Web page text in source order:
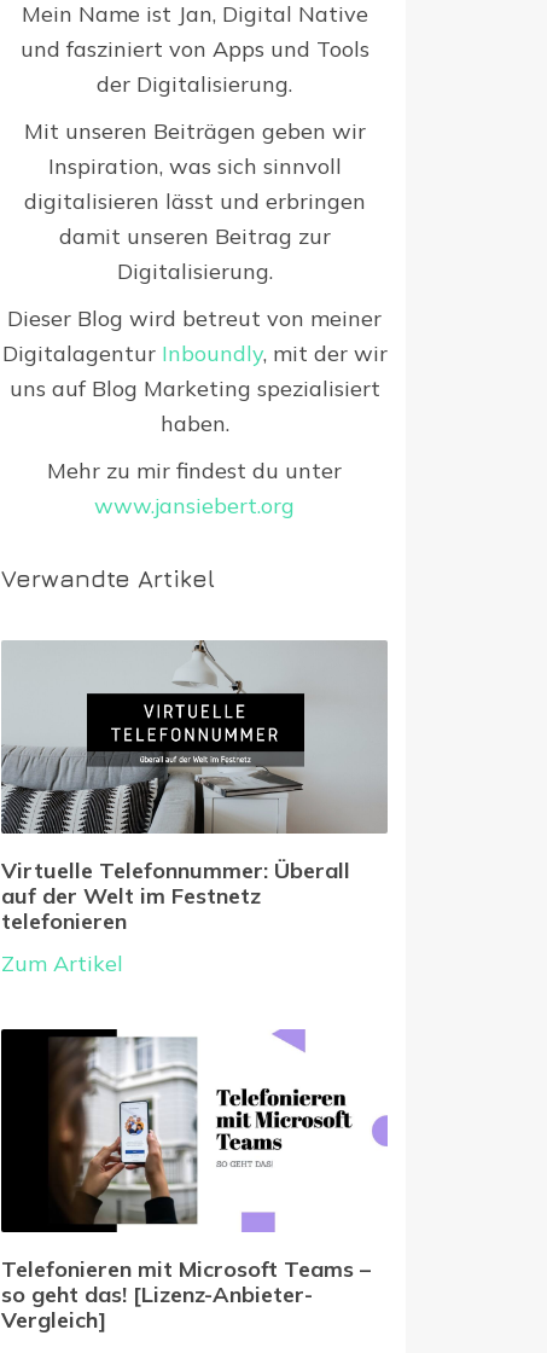
Mein Name ist Jan, Digital Native
und fasziniert von Apps und Tools
der Digitalisierung.
Mit unseren Beiträgen geben wir
Inspiration, was sich sinnvoll
digitalisieren lässt und erbringen
damit unseren Beitrag zur
Digitalisierung.
Dieser Blog wird betreut von meiner
Digitalagentur Inboundly, mit der wir
uns auf Blog Marketing spezialisiert
haben.
Mehr zu mir findest du unter
www.jansiebert.org
Verwandte Artikel
Virtuelle Telefonnummer: Überall
auf der Welt im Festnetz
telefonieren
Zum Artikel
Telefonieren mit Microsoft Teams –
so geht das! [Lizenz-Anbieter-
Vergleich]